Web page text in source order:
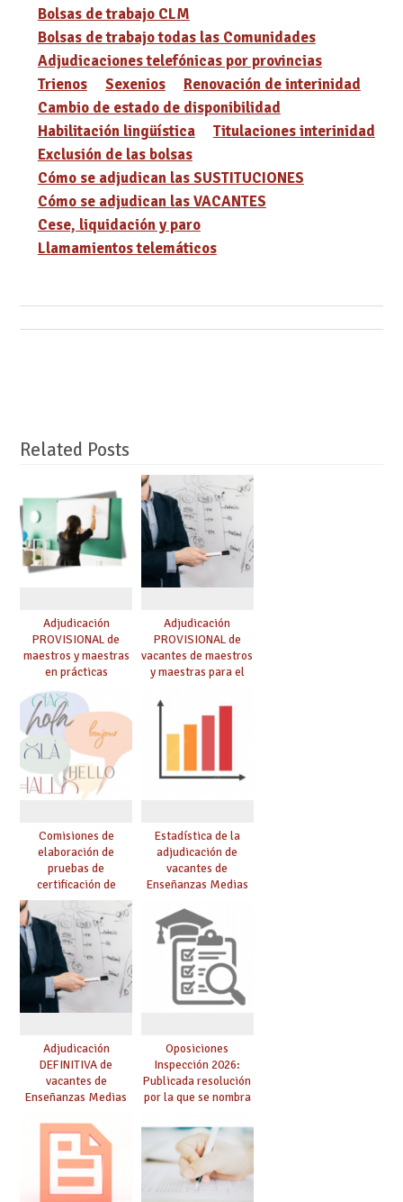
Bolsas de trabajo CLM
Bolsas de trabajo todas las Comunidades
Adjudicaciones telefónicas por provincias
Trienos
Sexenios
Renovación de interinidad
Cambio de estado de disponibilidad
Habilitación lingüística
Titulaciones interinidad
Exclusión de las bolsas
Cómo se adjudican las SUSTITUCIONES
Cómo se adjudican las VACANTES
Cese, liquidación y paro
Llamamientos telemáticos
Related Posts
Adjudicación
PROVISIONAL de
maestros y maestras
en prácticas
Adjudicación
PROVISIONAL de
vacantes de maestros
y maestras para el
Comisiones de
elaboración de
pruebas de
certificación de
competencia
lingüística: publicada
resolución definitiva
Estadística de la
adjudicación de
vacantes de
Enseñanzas Medias
Adjudicación
DEFINITIVA de
vacantes de
Enseñanzas Medias
Oposiciones
Inspección 2026:
Publicada resolución
por la que se nombra
prácticas, se regulan
dichas prácticas y se
convoca acto público
de adjudicación